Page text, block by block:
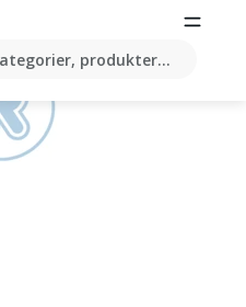
produkter...